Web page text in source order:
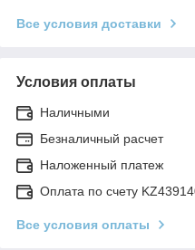
Все условия доставки
Условия оплаты
Наличными
Безналичный расчет
Наложенный платеж
Оплата по счету
Все условия оплаты